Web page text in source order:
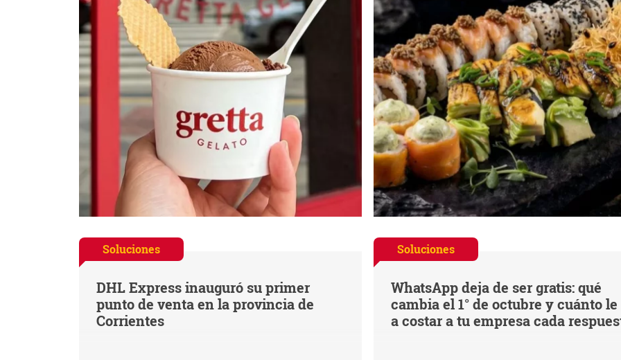
Soluciones
DHL Express inauguró su primer
punto de venta en la provincia de
Corrientes
Soluciones
WhatsApp deja de ser gratis: qué
cambia el 1° de octubre y cuánto le
a costar a tu empresa cada